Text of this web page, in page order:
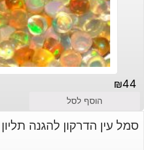
₪44
הוסף לסל
סמל עין הדרקון להגנה